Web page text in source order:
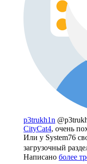
p3trukh1n
CityCat4, очень
Или у System76
загрузочный
Написано более